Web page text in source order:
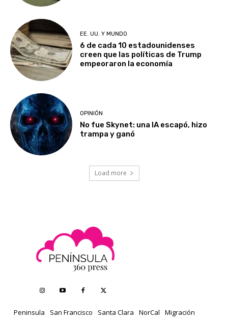
EE. UU. Y MUNDO
6 de cada 10 estadounidenses
creen que las políticas de Trump
empeoraron la economía
OPINIÓN
No fue Skynet: una IA escapó, hizo
trampa y ganó
Load more
Peninsula San Francisco Santa Clara NorCal
Migración